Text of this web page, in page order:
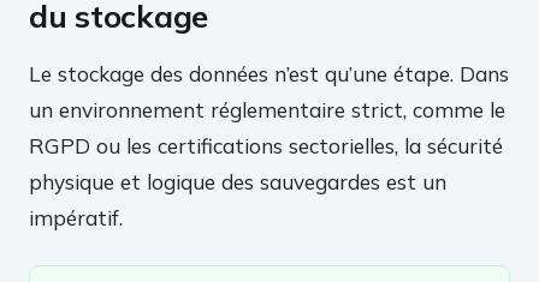
du stockage
Le stockage des données n’est qu’une étape. Dans
un environnement réglementaire strict, comme le
RGPD ou les certifications sectorielles, la sécurité
physique et logique des sauvegardes est un
impératif.